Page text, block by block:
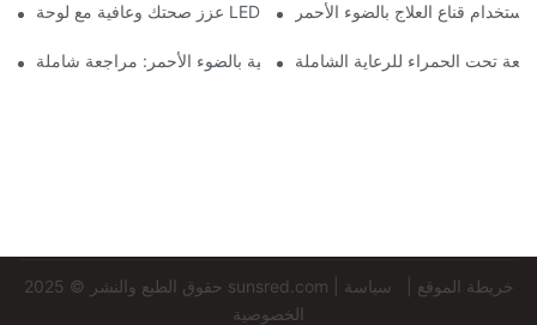
عزز صحتك وعافية مع لوحة LED حمراء 660nm
قناع العلاج بالضوء الأحمر
أقنعة الوجه العلاجية بالضوء الأحمر: مراجعة شاملةتحت الحمراء للرعاية الشاملة
sunsred.com خريطة الموقع
سياسة
الخصوصية